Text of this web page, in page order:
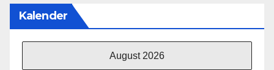
Kalender
August 2026